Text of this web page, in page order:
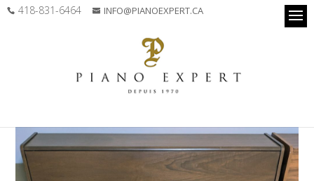
418-831-6464 INFO@PIANOEXPERT.CA